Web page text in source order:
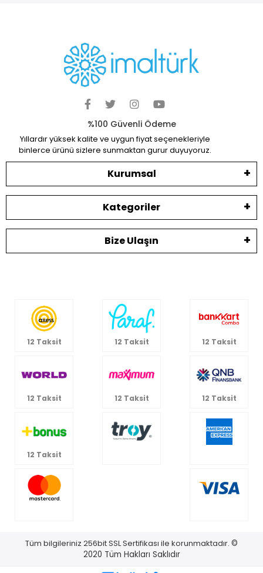
%100 Güvenli Ödeme
Yıllardır yüksek kalite ve uygun fiyat seçenekleriyle
binlerce ürünü sizlere sunmaktan gurur duyuyoruz.
Kurumsal
Kategoriler
Bize Ulaşın
12 Taksit 12 Taksit 12 Taksit
12 Taksit 12 Taksit 12 Taksit
12 Taksit
Tüm bilgileriniz 256bit SSL Sertifikası ile korunmaktadır. ©
2020 Tüm Hakları Saklıdır